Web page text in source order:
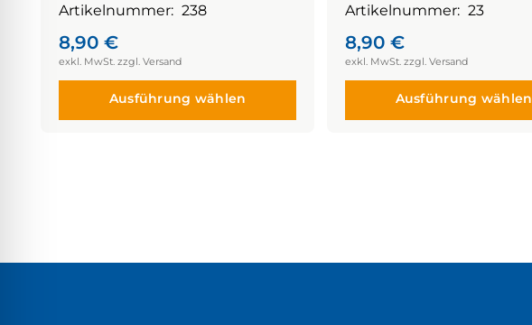
Artikelnummer: 238
8,90 €
Ausführung wählen
Artikelnummer: 23
8,90 €
Ausführung wählen